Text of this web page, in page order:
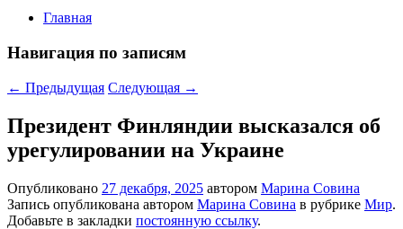
Главная
Навигация по записям
← Предыдущая Следующая →
Президент Финляндии высказался об
урегулировании на Украине
Опубликовано 27 декабря, 2025 автором Марина Совина
Запись опубликована автором Марина Совина в рубрике Мир.
Добавьте в закладки постоянную ссылку.